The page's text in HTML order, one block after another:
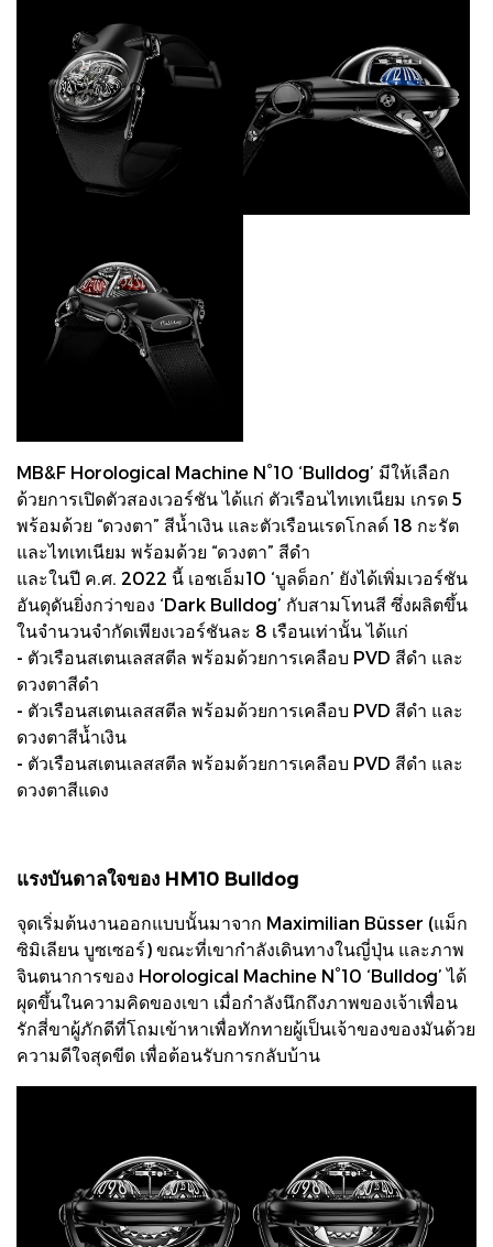
MB&F Horological Machine N°10 ‘Bulldog’ มีให้เลือก
ด้วยการเปิดตัวสองเวอร์ชัน ได้แก่ ตัวเรือนไทเทเนียม เกรด 5
พร้อมด้วย “ดวงตา” สีน้ำเงิน และตัวเรือนเรดโกลด์ 18 กะรัต
และไทเทเนียม พร้อมด้วย “ดวงตา” สีดำ
และในปี ค.ศ. 2022 นี้ เอชเอ็ม10 ‘บูลด็อก’ ยังได้เพิ่มเวอร์ชัน
อันดุดันยิ่งกว่าของ ‘Dark Bulldog’ กับสามโทนสี ซึ่งผลิตขึ้น
ในจำนวนจำกัดเพียงเวอร์ชันละ 8 เรือนเท่านั้น ได้แก่
- ตัวเรือนสเตนเลสสตีล พร้อมด้วยการเคลือบ PVD สีดำ และ
ดวงตาสีดำ
- ตัวเรือนสเตนเลสสตีล พร้อมด้วยการเคลือบ PVD สีดำ และ
ดวงตาสีน้ำเงิน
- ตัวเรือนสเตนเลสสตีล พร้อมด้วยการเคลือบ PVD สีดำ และ
ดวงตาสีแดง
แรงบันดาลใจของ HM10 Bulldog
จุดเริ่มต้นงานออกแบบนั้นมาจาก Maximilian Büsser (แม็ก
ซิมิเลียน บูซเซอร์) ขณะที่เขากำลังเดินทางในญี่ปุ่น และภาพ
จินตนาการของ Horological Machine N°10 ‘Bulldog’ ได้
ผุดขึ้นในความคิดของเขา เมื่อกำลังนึกถึงภาพของเจ้าเพื่อน
รักสี่ขาผู้ภักดีที่โถมเข้าหาเพื่อทักทายผู้เป็นเจ้าของของมันด้วย
ความดีใจสุดขีด เพื่อต้อนรับการกลับบ้าน